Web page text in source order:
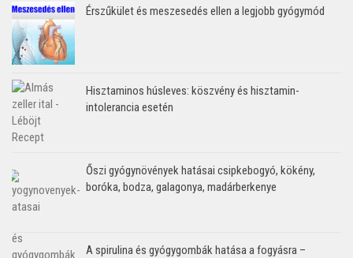
Érszűkület és meszesedés ellen a legjobb gyógymód
Hisztaminos húsleves: köszvény és hisztamin-
intolerancia esetén
Őszi gyógynövények hatásai csipkebogyó, kökény,
boróka, bodza, galagonya, madárberkenye
A spirulina és gyógygombák hatása a fogyásra –